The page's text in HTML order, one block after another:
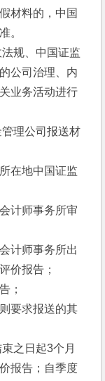
材料的，中国
。
规、中国证监
公司治理、内
业务活动进行
理公司报送材
在地中国证监
计师事务所审
计师事务所出
价报告；
；
要求报送的其
之日起3个月
报告；自季度